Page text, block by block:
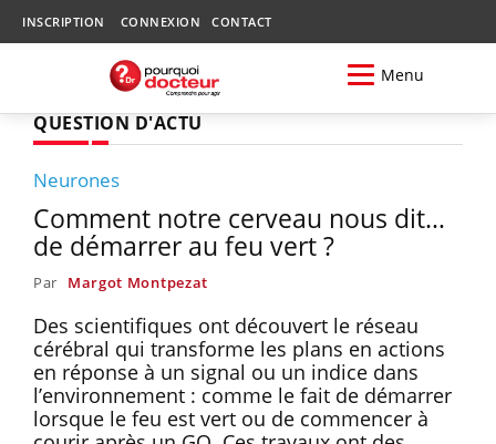
INSCRIPTION CONNEXION CONTACT
Menu
QUESTION D'ACTU
Neurones
Comment notre cerveau nous dit…
de démarrer au feu vert ?
Par Margot Montpezat
Des scientifiques ont découvert le réseau
cérébral qui transforme les plans en actions
en réponse à un signal ou un indice dans
l’environnement : comme le fait de démarrer
lorsque le feu est vert ou de commencer à